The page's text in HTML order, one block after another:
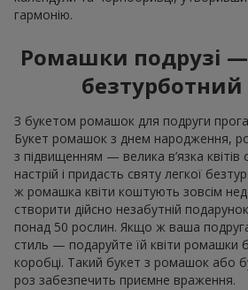
гармонію.
Ромашки подрузі —
безтурботний
З букетом ромашок для подруги
Букет ромашок з днем ​​народження,
з підвищенням — велика в’язка квітів
настрій і придасть святу легкої
ж ромашка квіти коштують зовсім
створити дійсно незабутній
понад 50 рослин. Якщо ж ваша
стиль — подаруйте їй квіти ромашки
коробці. Такий букет з ромашок або
роз забезпечить приємне враження.